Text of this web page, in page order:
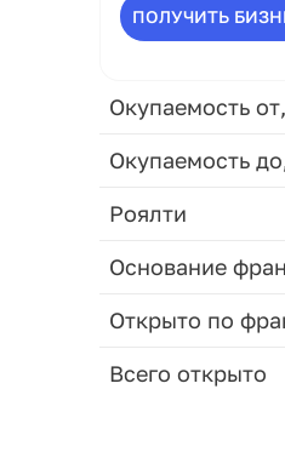
ПОЛУЧИТЬ
Окупаемость
Окупаемость
Роялти
Основание
Открыто по
Всего открыто